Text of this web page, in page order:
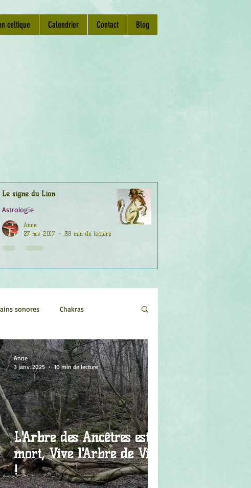
celtique Calendrier Contact Blog
Le signe du Lion
Astrologie
Anne
27 nov. 2017
38 min de lecture
sonores Chakras
Etoiles Evénements
Numérologie Objets de pouvoir
L'Arbre des Ancêtres est
mort, Vive l'Arbre de Vie
!
Anne
3 janv. 2025
10 min de lecture